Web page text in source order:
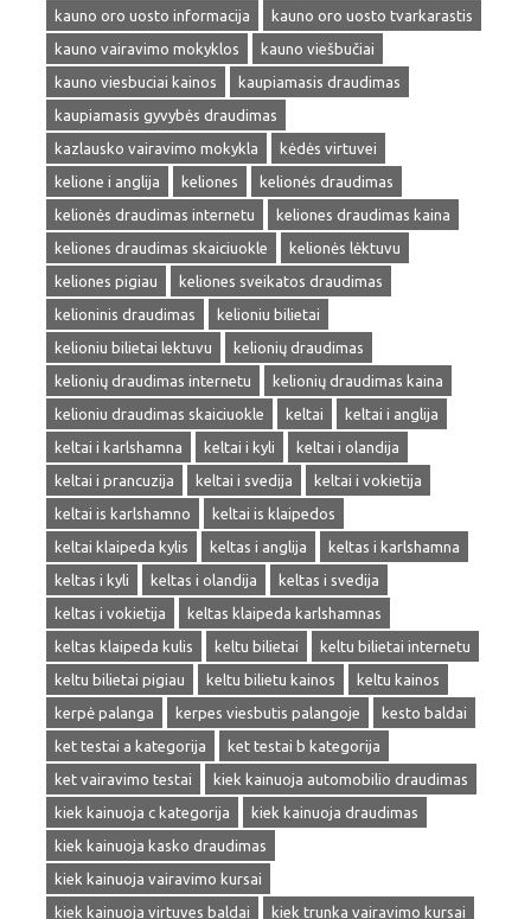
kauno oro uosto informacija
kauno oro uosto tvarkarastis
kauno vairavimo mokyklos
kauno viešbučiai
kauno viesbuciai kainos
kaupiamasis draudimas
kaupiamasis gyvybės draudimas
kazlausko vairavimo mokykla
kėdės virtuvei
kelione i anglija
keliones
kelionės draudimas
kelionės draudimas internetu
keliones draudimas kaina
keliones draudimas skaiciuokle
kelionės lėktuvu
keliones pigiau
keliones sveikatos draudimas
kelioninis draudimas
kelioniu bilietai
kelioniu bilietai lektuvu
kelionių draudimas
kelionių draudimas internetu
kelionių draudimas kaina
kelioniu draudimas skaiciuokle
keltai
keltai i anglija
keltai i karlshamna
keltai i kyli
keltai i olandija
keltai i prancuzija
keltai i svedija
keltai i vokietija
keltai is karlshamno
keltai is klaipedos
keltai klaipeda kylis
keltas i anglija
keltas i karlshamna
keltas i kyli
keltas i olandija
keltas i svedija
keltas i vokietija
keltas klaipeda karlshamnas
keltas klaipeda kulis
keltu bilietai
keltu bilietai internetu
keltu bilietai pigiau
keltu bilietu kainos
keltu kainos
kerpė palanga
kerpes viesbutis palangoje
kesto baldai
ket testai a kategorija
ket testai b kategorija
ket vairavimo testai
kiek kainuoja automobilio draudimas
kiek kainuoja c kategorija
kiek kainuoja draudimas
kiek kainuoja kasko draudimas
kiek kainuoja vairavimo kursai
kiek kainuoja virtuves baldai
kiek trunka vairavimo kursai